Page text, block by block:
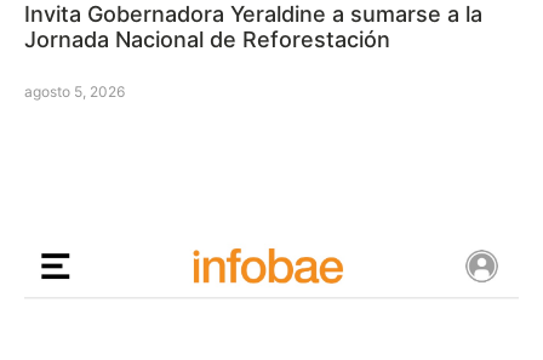
Invita Gobernadora Yeraldine a sumarse a la
Jornada Nacional de Reforestación
agosto 5, 2026